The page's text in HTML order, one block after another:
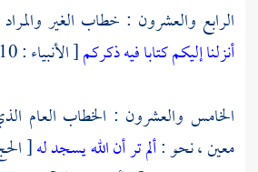
الرابع والعشرون : خطاب الغير
أنزلنا إليكم كتابا فيه ذكركم[ الأنبياء : 10 ] .
الخامس والعشرون : الخطاب العام
معين ، نحو :ألم تر أن الله يسجد له[ الحج